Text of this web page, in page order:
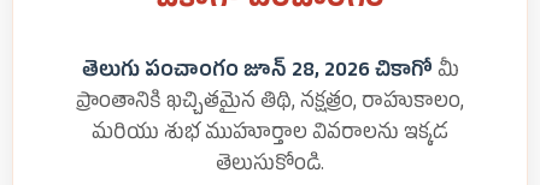
తెలుగు పంచాంగం జూన్ 28, 2026 చికాగో మీ
ప్రాంతానికి ఖచ్చితమైన తిథి, నక్షత్రం, రాహుకాలం,
మరియు శుభ ముహూర్తాల వివరాలను ఇక్కడ
తెలుసుకోండి.